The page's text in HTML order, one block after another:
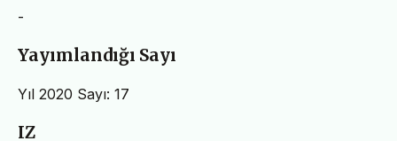
-
Yayımlandığı Sayı
Yıl 2020 Sayı: 17
IZ